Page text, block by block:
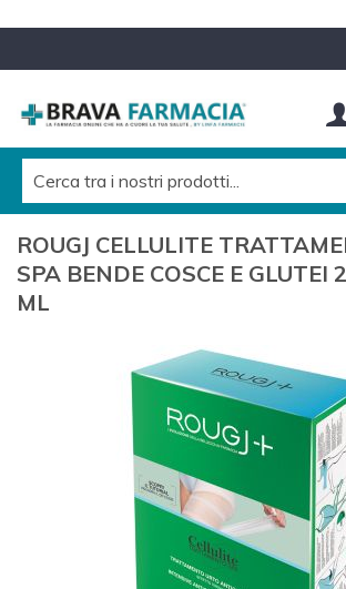
ROUGJ CELLULITE
SPA BENDE COSCE E GLUTEI
ML